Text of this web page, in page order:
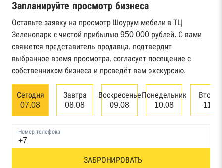
Реестр государственных контрактов
Федерального казначейства
Картотека арбитражных дел Высшего
арбитражного суда
банкротстве юридических лиц
Единый федеральный реестр сведений о
банкротстве физических лиц
Реестр товарных знаков и знаков обслуживания
Запланируйте просмотр бизнеса
Оставьте заявку на просмотр Шоурум мебели в ТЦ
Зеленопарк с чистой прибылью 950 000 рублей. С вами
свяжется представитель продавца, подтвердит
выбранное время просмотра, согласует посещение с
собственником бизнеса и проведёт вам экскурсию.
Сегодня
07.08
Завтра
08.08
Воскресенье
09.08
Понедельник
10.08
11.08
Номер телефона
ЗАБРОНИРОВАТЬ